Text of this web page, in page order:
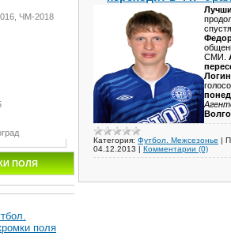
ЧМ-2018
ПОЛЯ
поля
СМИ.
Категория: Футбол. Межсезонье |
04.12.2013 | Комментарии (0)